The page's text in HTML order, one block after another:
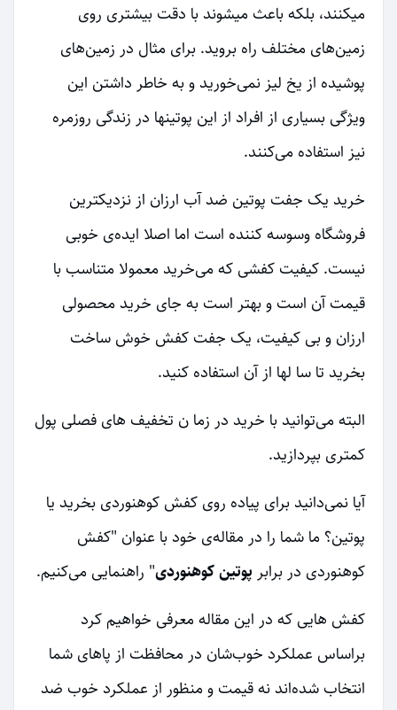
میکنند، بلکه باعث میشوند با دقت بیشتری روی
زمین‌های مختلف راه بروید. برای مثال در زمین‌های
پوشیده از یخ لیز نمی‌خورید و به خاطر داشتن این
ویژگی بسیاری از افراد از این پوتینها در زندگی روزمره
نیز استفاده می‌کنند.
خرید یک جفت پوتین ضد آب ارزان از نزدیکترین
فروشگاه وسوسه کننده است اما اصلا ایده‌ی خوبی
نیست. کیفیت کفشی که می‌خرید معمولا متناسب با
قیمت آن است و بهتر است به جای خرید محصولی
ارزان و بی کیفیت، یک جفت کفش خوش ساخت
بخرید تا سا لها از آن استفاده کنید.
البته می‌توانید با خرید در زما ن تخفیف های فصلی پول
کمتری بپردازید.
آیا نمی‌دانید برای پیاده روی کفش کوهنوردی بخرید یا
پوتین؟ ما شما را در مقاله‌ی خود با عنوان "کفش
کوهنوردی در برابر پوتین کوهنوردی" راهنمایی می‌کنیم.
کفش هایی که در این مقاله معرفی خواهیم کرد
براساس عملکرد خوب‌شان در محافظت از پاهای شما
انتخاب شده‌اند نه قیمت و منظور از عملکرد خوب ضد